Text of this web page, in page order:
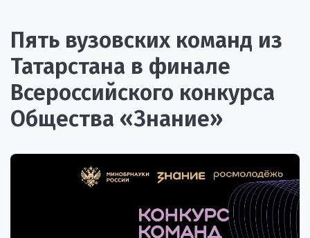
Пять вузовских команд из
Татарстана в финале
Всероссийского конкурса
Общества «Знание»